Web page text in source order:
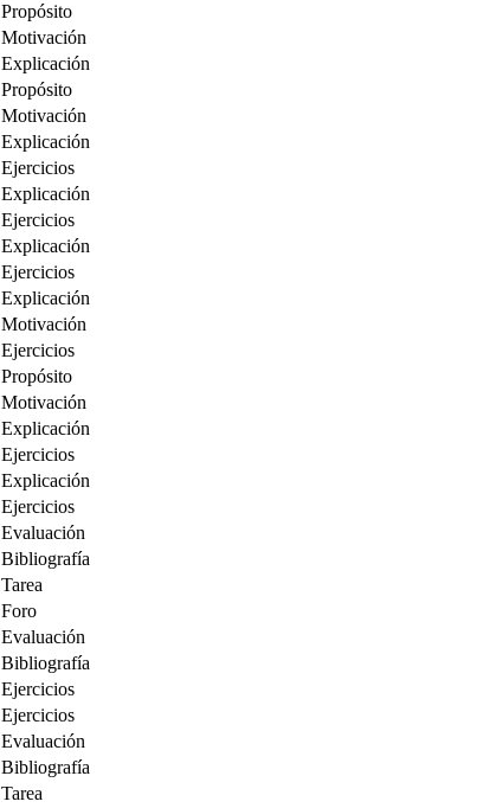
Propósito
Motivación
Explicación
Propósito
Motivación
Explicación
Ejercicios
Explicación
Ejercicios
Explicación
Ejercicios
Explicación
Motivación
Ejercicios
Propósito
Motivación
Explicación
Ejercicios
Explicación
Ejercicios
Evaluación
Bibliografía
Tarea
Foro
Evaluación
Bibliografía
Ejercicios
Ejercicios
Evaluación
Bibliografía
Tarea